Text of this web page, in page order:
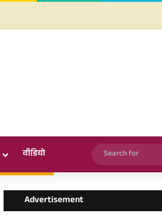
वीडियो
Advertisement